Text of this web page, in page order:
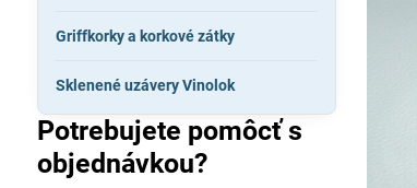
Griffkorky a korkové zátky
Sklenené uzávery Vinolok
Potrebujete pomôcť s
objednávkou?